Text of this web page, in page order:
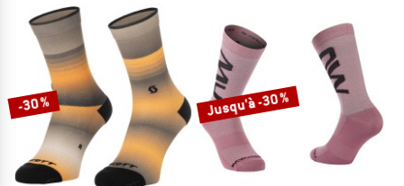
-30 % Jusqu'à -30 %